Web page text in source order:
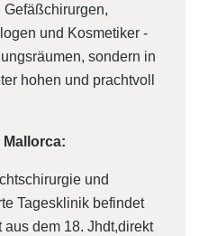
und Kosmetiker -
sondern in
hohen und prachtvoll
und
Tagesklinik befindet
dem 18. Jhdt,direkt